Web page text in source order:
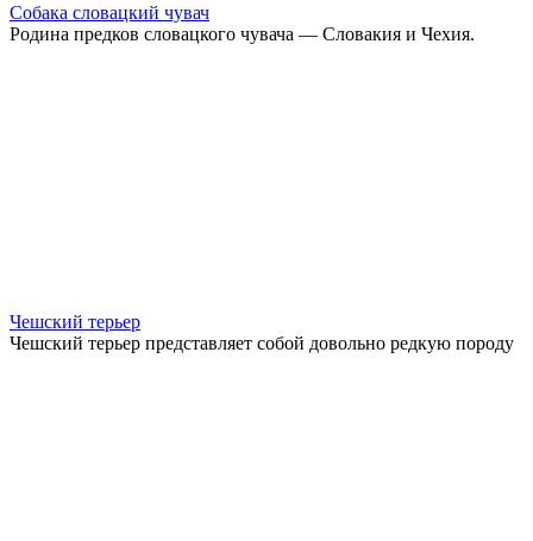
Собака словацкий чувач
Родина предков словацкого чувача — Словакия и Чехия.
Чешский терьер
Чешский терьер представляет собой довольно редкую породу